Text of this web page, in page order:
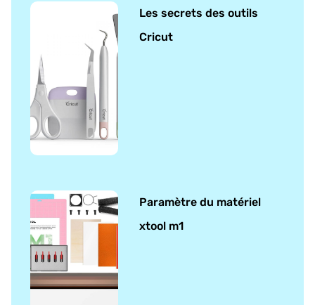
Les secrets des outils
Cricut
Paramètre du matériel
xtool m1